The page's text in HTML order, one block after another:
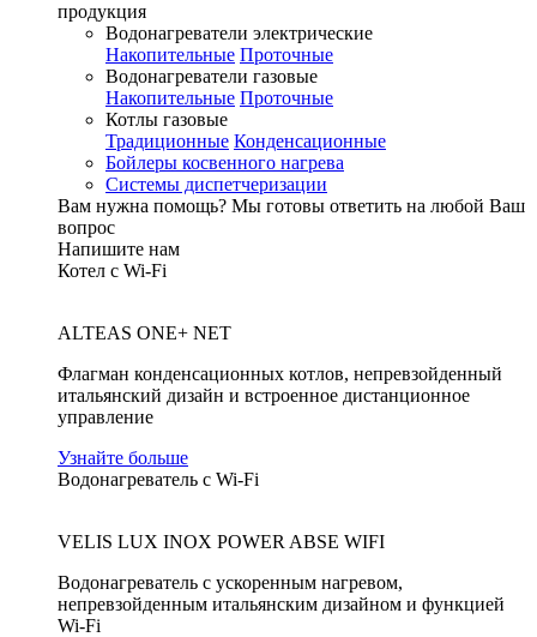
продукция
Водонагреватели электрические
Накопительные Проточные
Водонагреватели газовые
Накопительные Проточные
Котлы газовые
Традиционные Конденсационные
Бойлеры косвенного нагрева
Системы диспетчеризации
Вам нужна помощь? Мы готовы ответить на любой Ваш
вопрос
Напишите нам
Котел с Wi-Fi
ALTEAS ONE+ NET
Флагман конденсационных котлов, непревзойденный
итальянский дизайн и встроенное дистанционное
управление
Узнайте больше
Водонагреватель с Wi-Fi
VELIS LUX INOX POWER ABSE WIFI
Водонагреватель с ускоренным нагревом,
непревзойденным итальянским дизайном и функцией
Wi-Fi